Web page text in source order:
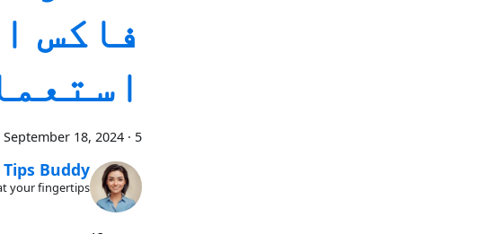
فاکس
September 18, 2024 · 5 منٹ پڑھیں
Buddy
your fingertips